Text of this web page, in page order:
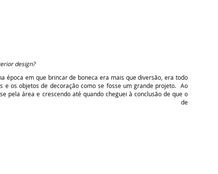
design?
época em que brincar de boneca era mais que diversão, era todo
e os objetos de decoração como se fosse um grande projeto. Ao
pela área e crescendo até quando cheguei à conclusão de que o
de